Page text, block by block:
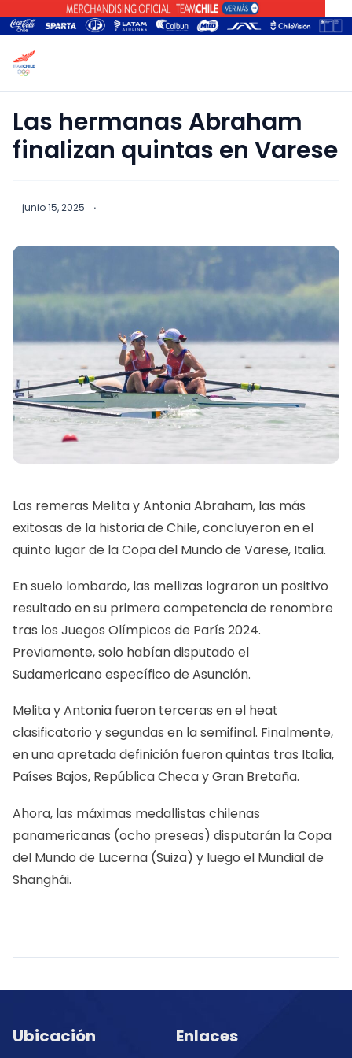
Las hermanas Abraham
finalizan quintas en Varese
junio 15, 2025 ·
Las remeras Melita y Antonia Abraham, las más
exitosas de la historia de Chile, concluyeron en el
quinto lugar de la Copa del Mundo de Varese, Italia.
En suelo lombardo, las mellizas lograron un positivo
resultado en su primera competencia de renombre
tras los Juegos Olímpicos de París 2024.
Previamente, solo habían disputado el
Sudamericano específico de Asunción.
Melita y Antonia fueron terceras en el heat
clasificatorio y segundas en la semifinal. Finalmente,
en una apretada definición fueron quintas tras Italia,
Países Bajos, República Checa y Gran Bretaña.
Ahora, las máximas medallistas chilenas
panamericanas (ocho preseas) disputarán la Copa
del Mundo de Lucerna (Suiza) y luego el Mundial de
Shanghái.
Ubicación Enlaces